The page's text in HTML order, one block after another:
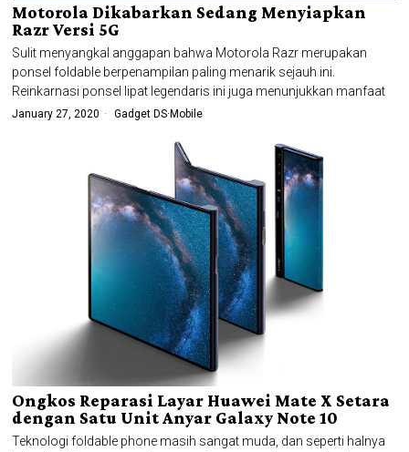
Motorola Dikabarkan Sedang Menyiapkan
Razr Versi 5G
Sulit menyangkal anggapan bahwa Motorola Razr merupakan
ponsel foldable berpenampilan paling menarik sejauh ini.
Reinkarnasi ponsel lipat legendaris ini juga menunjukkan manfaat
January 27, 2020 Gadget DS· Mobile
Ongkos Reparasi Layar Huawei Mate X Setara
dengan Satu Unit Anyar Galaxy Note 10
Teknologi foldable phone masih sangat muda, dan seperti halnya